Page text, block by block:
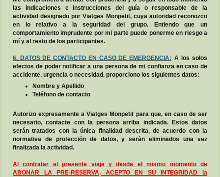
las indicaciones e instrucciones del guía o responsable de la
actividad designado por Viatges Monpetit, cuya autoridad reconozco
en lo relativo a la seguridad del grupo. Entiendo que un
comportamiento imprudente por mi parte puede ponerme en riesgo a
mí y al resto de los participantes.
6. DATOS DE CONTACTO EN CASO DE EMERGENCIA: A los solos
efectos de poder notificar a una persona de mi confianza en caso de
accidente, urgencia o necesidad, proporciono los siguientes datos:
Nombre y Apellido
Teléfono de contacto
Autorizo expresamente a Viatges Monpetit para que, en caso de ser
necesario, contacte con la persona arriba indicada. Estos datos
serán tratados con la única finalidad descrita, de acuerdo con la
normativa de protección de datos, y serán eliminados una vez
finalizada la actividad.
Al contratar el presente viaje y desde el mismo momento de
ABONAR LA PRE-RESERVA, ACEPTO EN SU INTEGRIDAD la